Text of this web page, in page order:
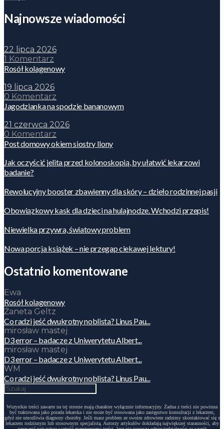
Najnowsze wiadomości
22 lipca 2026
1 Komentarz
Rosół kolagenowy
19 lipca 2026
0 Komentarz
Jagodzianka na spodzie bananowym
21 czerwca 2026
0 Komentarz
Post domowy okiem siostry Ilony
Jak oczyścić jelita przed kolonoskopią, by ułatwić lekarzowi
badanie?
Rewolucyjny booster zbawienny dla skóry – dzieło rodzinnej pasji
Obowiązkowy kask dla dzieci na hulajnodze. Wchodzi przepis!
Niewielka przywra, światowy problem
Nowa porcja książek – nie przegap ciekawej lektury!
Ostatnio komentowane
Ewa
Rosół kolagenowy
Żaneta Geltz
Co radzi jeść dwukrotny noblista? Linus Pau...
mirosław mastej
D3 error – badacze z Uniwerytetu Albert...
mirosław mastej
D3 error – badacze z Uniwerytetu Albert...
WM
Co radzi jeść dwukrotny noblista? Linus Pau...
Wszystkie treści zawarte na tej stronie mają charakter wyłącznie informacyjny. Żadna z treści nie powinna
być traktowana jako porada lekarska i nie może być stosowana jako zastępstwo konsultacji z lekarzem,
gdyż nie umożliwia diagnozy choroby. Jeśli masz problem ze swoim zdrowiem radzimy skontaktować się z
lekarzem rodzinnym lub stosownym specjalistą. Autorzy artykułów dokładają największej staranności, aby